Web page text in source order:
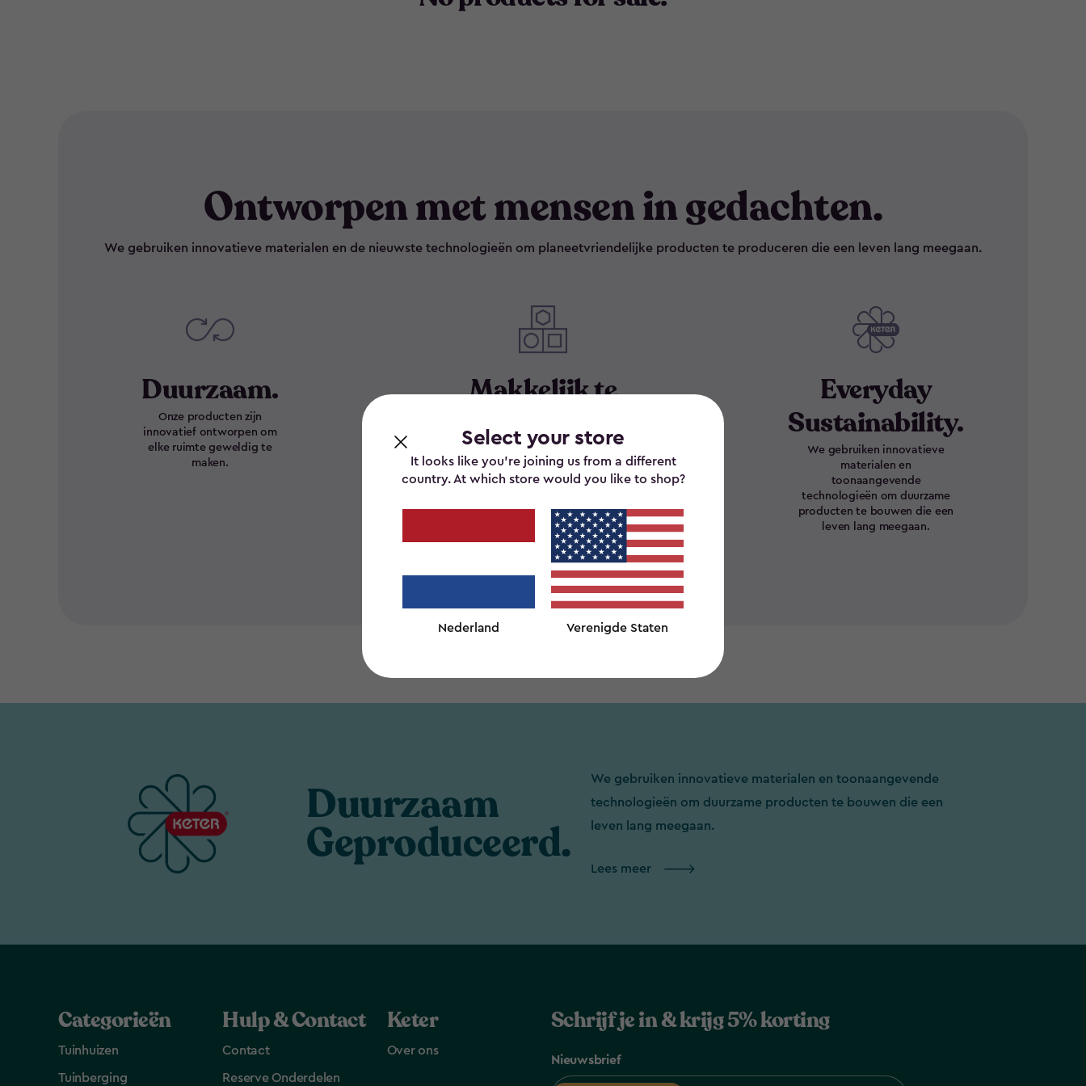
Select your store
It looks like you’re joining us from a different
country. At which store would you like to shop?
Nederland Verenigde Staten
Ontworpen met mensen in gedachten.
We gebruiken innovatieve materialen en de nieuwste technologieën om planeetvriendelijke producten te produceren die een leven lang meegaan.
Duurzaam.
Onze producten zijn
innovatief ontworpen om
elke ruimte geweldig te
maken.
Makkelijk te
Monteren.
Met slechts standaard
gereedschap zijn alle Keter
producten gemakkelijk te
Everyday
Sustainability.
We gebruiken innovatieve
materialen en
toonaangevende
technologieën om duurzame
producten te bouwen die een
leven lang meegaan.
Duurzaam
Geproduceerd.
We gebruiken innovatieve materialen en toonaangevende
technologieën om duurzame producten te bouwen die een
leven lang meegaan.
Lees meer
Categorieën
Tuinhuizen
Tuinberging
Hulp & Contact
Contact
Reserve Onderdelen
Keter
Over ons
Schrijf je in & krijg 5% korting
Nieuwsbrief